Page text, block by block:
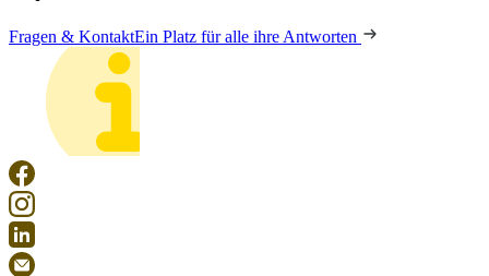
Fragen & KontaktEin Platz für alle ihre Antworten